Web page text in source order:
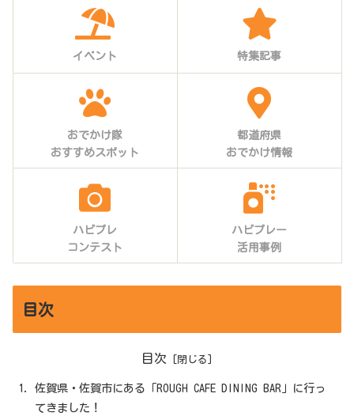
イベント 特集記事
おでかけ隊
おすすめスポット
都道府県
おでかけ情報
ハピプレ
コンテスト
ハピプレー
活用事例
目次
目次
佐賀県・佐賀市にある「ROUGH CAFE DINING BAR」に行っ
てきました！